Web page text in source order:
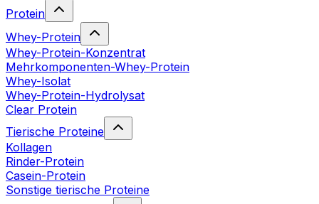
Protein
Whey-Protein
Whey-Protein-Konzentrat
Mehrkomponenten-Whey-Protein
Whey-Isolat
Whey-Protein-Hydrolysat
Clear Protein
Tierische Proteine
Kollagen
Rinder-Protein
Casein-Protein
Sonstige tierische Proteine